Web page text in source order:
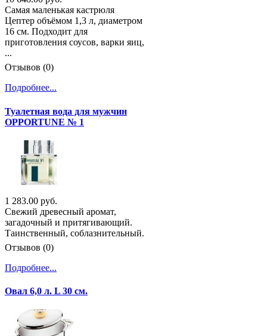
Самая маленькая кастрюля
Цептер объёмом 1,3 л, диаметром
16 см. Подходит для
приготовления соусов, варки яиц,
...
Отзывов (0)
Подробнее...
Туалетная вода для мужчин
OPPORTUNE № 1
1 283.00 руб.
Свежий древесный аромат,
загадочный и притягивающий.
Таинственный, соблазнительный.
Отзывов (0)
Подробнее...
Овал 6,0 л. L 30 см.